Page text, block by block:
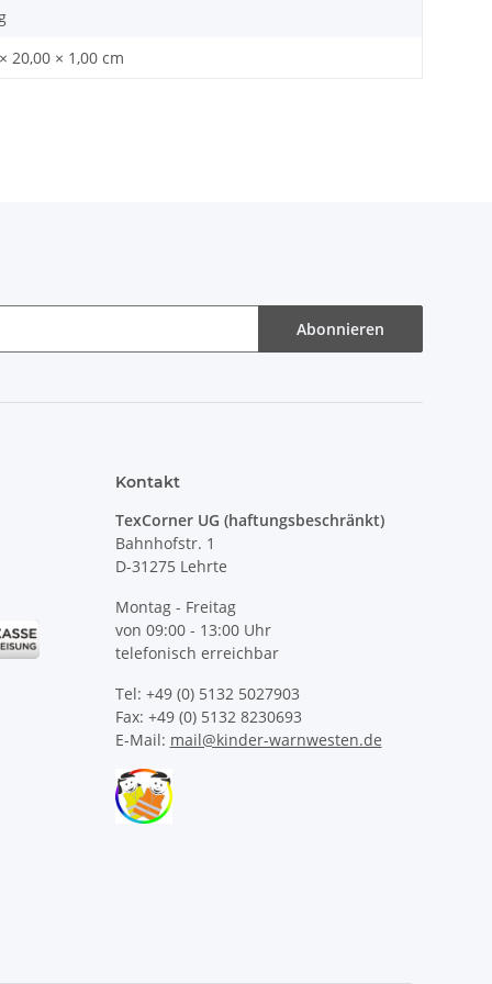
20,00 × 1,00 cm
Abonnieren
Kontakt
TexCorner UG (haftungsbeschränkt)
Bahnhofstr. 1
D-31275 Lehrte
Montag - Freitag
von 09:00 - 13:00 Uhr
telefonisch erreichbar
Tel: +49 (0) 5132 5027903
Fax: +49 (0) 5132 8230693
E-Mail: mail@kinder-warnwesten.de